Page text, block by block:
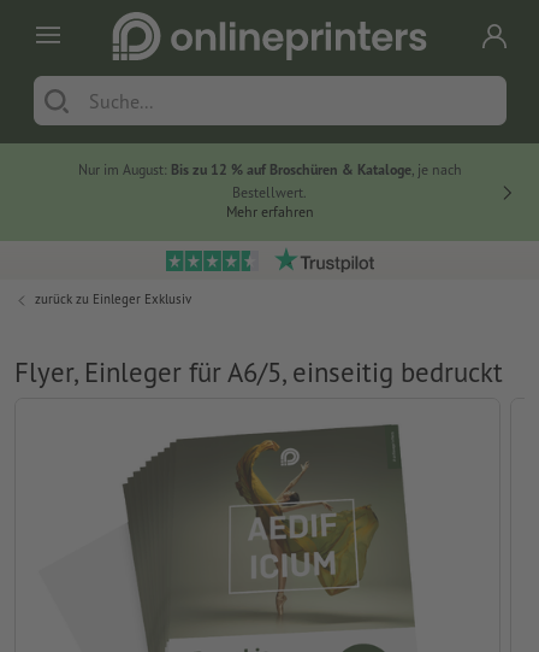
Nur im August: Bis zu 12 % auf Broschüren & Kataloge, je nach
Bestellwert.
Mehr erfahren
zurück zu Einleger Exklusiv
Flyer, Einleger für A6/5, einseitig bedruckt